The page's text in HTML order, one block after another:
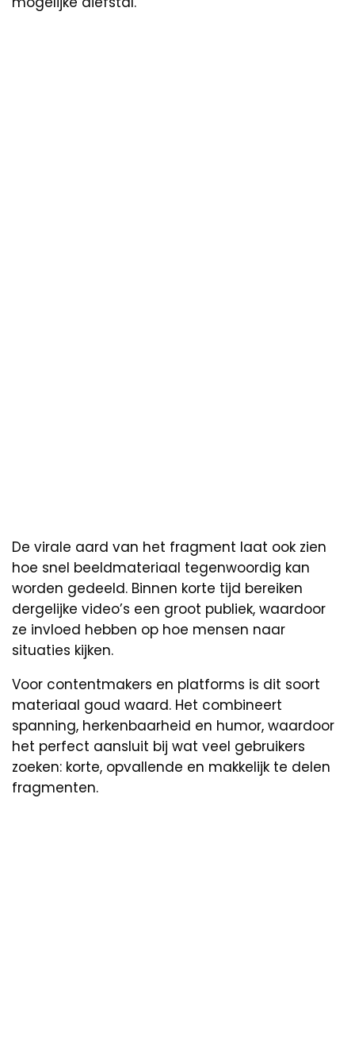
De virale aard van het fragment laat ook zien
hoe snel beeldmateriaal tegenwoordig kan
worden gedeeld. Binnen korte tijd bereiken
dergelijke video’s een groot publiek, waardoor
ze invloed hebben op hoe mensen naar
situaties kijken.
Voor contentmakers en platforms is dit soort
materiaal goud waard. Het combineert
spanning, herkenbaarheid en humor, waardoor
het perfect aansluit bij wat veel gebruikers
zoeken: korte, opvallende en makkelijk te delen
fragmenten.